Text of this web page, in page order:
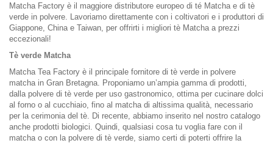
Matcha Factory è il maggiore distributore europeo di té Matcha e di tè
verde in polvere. Lavoriamo direttamente con i coltivatori e i produttori di
Giappone, China e Taiwan, per offrirti i migliori tè Matcha a prezzi
eccezionali!
Tè verde Matcha
Matcha Tea Factory è il principale fornitore di tè verde in polvere
matcha in Gran Bretagna. Proponiamo un’ampia gamma di prodotti,
dalla polvere di tè verde per uso gastronomico, ottima per cucinare dolci
al forno o al cucchiaio, fino al matcha di altissima qualità, necessario
per la cerimonia del tè. Di recente, abbiamo inserito nel nostro catalogo
anche prodotti biologici. Quindi, qualsiasi cosa tu voglia fare con il
matcha o con la polvere di tè verde, siamo certi di poterti offrire la